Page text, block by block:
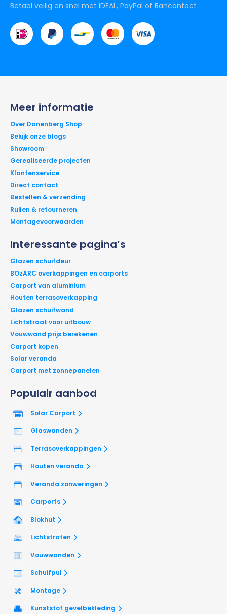
Betaal veilig en snel met iDEAL, PayPal of Bancontact
Populair aanbod
Solar Carport
Glaswanden
Terrasoverkappingen
Houten veranda
Veranda zonweringen
Carports
Blokhut
Lichtstraten
Vouwwanden
Schuifpui
Montage
Kunststof gevelbekleding
Interessante pagina’s
Glazen schuifdeur
BOzARC overkappingen en carports
Carport van aluminium
Houten terrasoverkapping
Glazen schuifwand
Lichtstraat voor uitbouw
Vouwwand prijs berekenen
Carport kopen
Solar veranda
Carport met zonnepanelen
Meer informatie
Over Danenberg Shop
Bekijk onze blogs
Showroom
Gerealiseerde projecten
Klantenservice
Direct contact
Bestellen & verzending
Ruilen & retourneren
Montagevoorwaarden